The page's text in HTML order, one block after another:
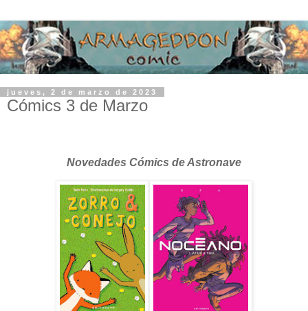
jueves, 2 de marzo de 2023
Cómics 3 de Marzo
Novedades Cómics de Astronave